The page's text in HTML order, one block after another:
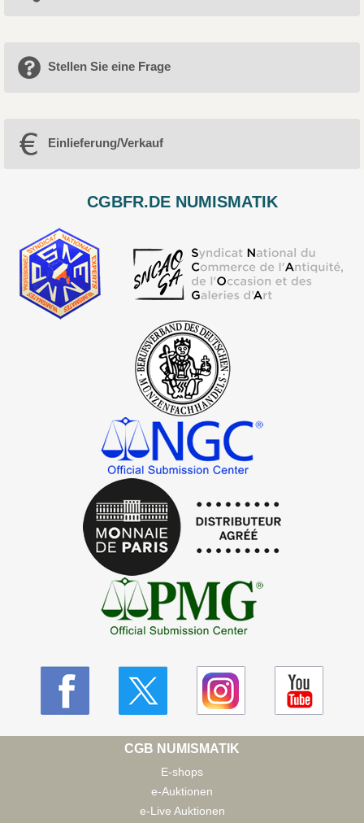
Stellen Sie eine Frage
Einlieferung/Verkauf
CGBFR.DE NUMISMATIK
CGB NUMISMATIK
E-shops
e-Auktionen
e-Live Auktionen